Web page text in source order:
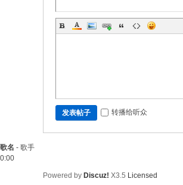
发表帖子 转播给听众
歌名 - 歌手
0:00
Powered by Discuz! X3.5 Licensed